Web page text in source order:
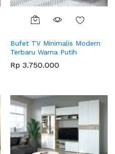
Bufet TV Minimalis Modern
Terbaru Warna Putih
Rp 3.750.000